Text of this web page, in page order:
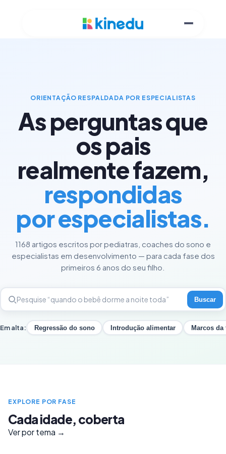
ORIENTAÇÃO RESPALDADA POR ESPECIALISTAS
As perguntas que
os pais
realmente fazem,
respondidas
por especialistas.
1168 artigos escritos por pediatras, coaches do sono e
especialistas em desenvolvimento — para cada fase dos
primeiros 6 anos do seu filho.
Buscar
Em alta: Regressão do sono Introdução alimentar Marcos da
EXPLORE POR FASE
Cada idade, coberta
Ver por tema →